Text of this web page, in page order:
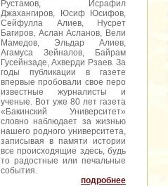
Рустамов, Исрафил
Джахангиров, Юсиф Юсифов,
Сейфулла Алиев, Нусрет
Багиров, Аслан Асланов, Вели
Мамедов, Эльдар Алиев,
Агамуса Зейналов, Байрам
Гусейнзаде, Ахверди Рзаев. За
годы публикации в газете
впервые пробовали свое перо
известные журналисты и
ученые. Вот уже 80 лет газета
«Бакинский Университет»
словно наблюдает за жизнью
нашего родного университета,
записывая в памяти истории
все происходящие здесь, будь
то радостные или печальные
события.
подробнее